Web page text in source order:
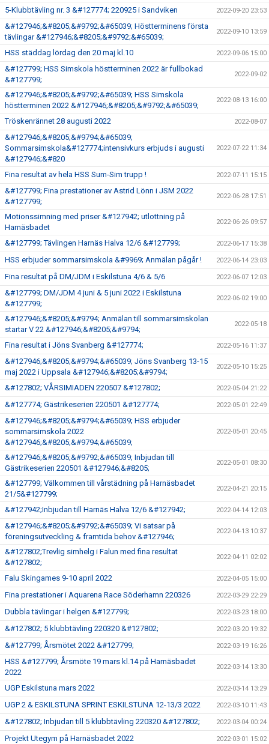
5-Klubbtävling nr. 3 &#127774; 220925 i Sandviken 2022-09-20 23:53
&#127946;&#8205;&#9792;&#65039; Höstterminens första
tävlingar &#127946;&#8205;&#9792;&#65039;
2022-09-10 13:59
HSS städdag lördag den 20 maj kl.10 2022-09-06 15:00
&#127799; HSS Simskola höstterminen 2022 är fullbokad
&#127799;
2022-09-02
&#127946;&#8205;&#9792;&#65039; HSS Simskola
höstterminen 2022 &#127946;&#8205;&#9792;&#65039;
2022-08-13 16:00
Tröskenrännet 28 augusti 2022 2022-08-07
&#127946;&#8205;&#9794;&#65039;
Sommarsimskola&#127774;intensivkurs erbjuds i augusti
&#127946;&#820
2022-07-22 11:34
Fina resultat av hela HSS Sum-Sim trupp ! 2022-07-11 15:15
&#127799; Fina prestationer av Astrid Lönn i JSM 2022
&#127799;
2022-06-28 17:51
Motionssimning med priser &#127942; utlottning på
Harnäsbadet
2022-06-26 09:57
&#127799; Tävlingen Harnäs Halva 12/6 &#127799; 2022-06-17 15:38
HSS erbjuder sommarsimskola &#9969; Anmälan pågår ! 2022-06-14 23:03
Fina resultat på DM/JDM i Eskilstuna 4/6 & 5/6 2022-06-07 12:03
&#127799; DM/JDM 4 juni & 5 juni 2022 i Eskilstuna
&#127799;
2022-06-02 19:00
&#127946;&#8205;&#9794; Anmälan till sommarsimskolan
startar V 22 &#127946;&#8205;&#9794;
2022-05-18
Fina resultat i Jöns Svanberg &#127774; 2022-05-16 11:37
&#127946;&#8205;&#9794;&#65039; Jöns Svanberg 13-15
maj 2022 i Uppsala &#127946;&#8205;&#9794;
2022-05-10 15:25
&#127802; VÅRSIMIADEN 220507 &#127802; 2022-05-04 21:22
&#127774; Gästrikeserien 220501 &#127774; 2022-05-01 22:49
&#127946;&#8205;&#9794;&#65039; HSS erbjuder
sommarsimskola 2022
&#127946;&#8205;&#9794;&#65039;
2022-05-01 20:45
&#127946;&#8205;&#9792;&#65039; Inbjudan till
Gästrikeserien 220501 &#127946;&#8205;
2022-05-01 08:30
&#127799; Välkommen till vårstädning på Harnäsbadet
21/5&#127799;
2022-04-21 20:15
&#127942;Inbjudan till Harnäs Halva 12/6 &#127942; 2022-04-14 12:03
&#127946;&#8205;&#9792;&#65039; Vi satsar på
föreningsutveckling & framtida behov &#127946;
2022-04-13 10:37
&#127802;Trevlig simhelg i Falun med fina resultat
&#127802;
2022-04-11 02:02
Falu Skingames 9-10 april 2022 2022-04-05 15:00
Fina prestationer i Aquarena Race Söderhamn 220326 2022-03-29 22:29
Dubbla tävlingar i helgen &#127799; 2022-03-23 18:00
&#127802; 5 klubbtävling 220320 &#127802; 2022-03-20 19:32
&#127799; Årsmötet 2022 &#127799; 2022-03-19 16:26
HSS &#127799; Årsmöte 19 mars kl.14 på Harnäsbadet
2022
2022-03-14 13:30
UGP Eskilstuna mars 2022 2022-03-14 13:29
UGP 2 & ESKILSTUNA SPRINT ESKILSTUNA 12-13/3 2022 2022-03-10 11:43
&#127802; Inbjudan till 5 klubbtävling 220320 &#127802; 2022-03-04 00:24
Projekt Utegym på Harnäsbadet 2022 2022-03-01 15:02